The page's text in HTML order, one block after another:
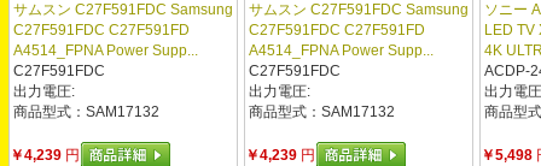
サムスン C27F591FDC Samsung
C27F591FDC C27F591FD
A4514_FPNA Power Supp...
C27F591FDC
出力電圧:
商品型式：SAM17132
￥4,239 円
サムスン C27F591FDC Samsung
C27F591FDC C27F591FD
A4514_FPNA Power Supp...
C27F591FDC
出力電圧:
商品型式：SAM17132
￥4,239 円
ソニー
LED
4K
ACDP-
出力電
商品型
￥5,498